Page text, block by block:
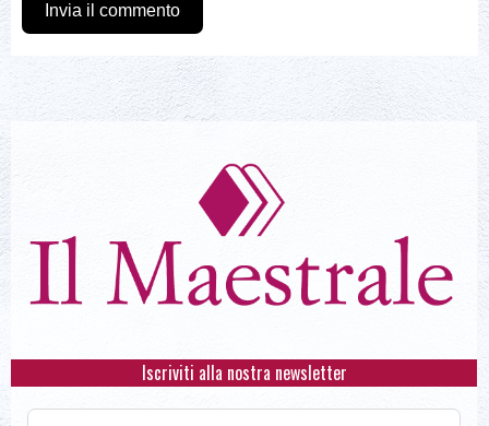
Invia il commento
Iscriviti alla nostra newsletter